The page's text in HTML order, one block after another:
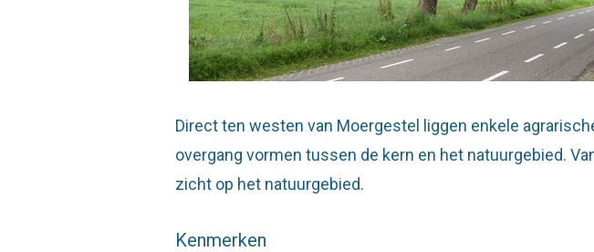
Direct ten westen van Moergestel liggen enkele
overgang vormen tussen de kern en het natuurgebied.
zicht op het natuurgebied.
Kenmerken